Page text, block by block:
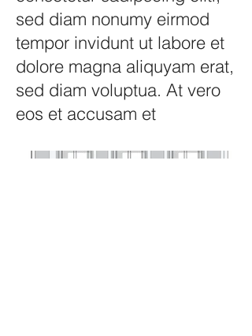
sed diam nonumy eirmod
tempor invidunt ut labore et
dolore magna aliquyam erat,
sed diam voluptua. At vero
eos et accusam et